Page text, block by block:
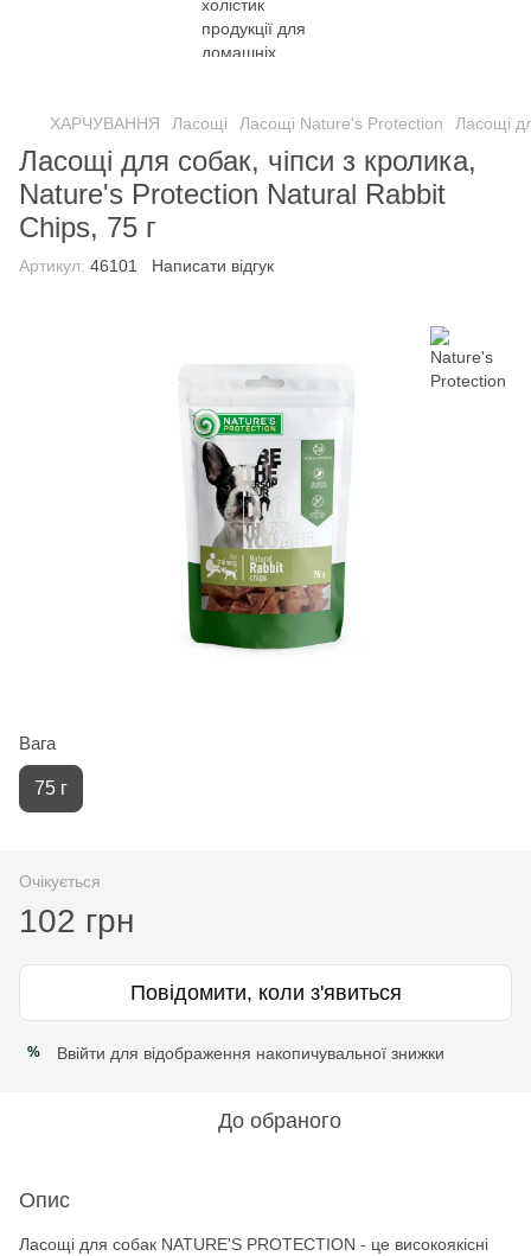
ХАРЧУВАННЯ Ласощі Ласощі Nature's Protection Ласощі
Ласощі для собак, чіпси з кролика,
Nature's Protection Natural Rabbit
Chips, 75 г
Артикул: 46101 Написати відгук
Вага
75 г
Очікується
102 грн
Повідомити, коли з'явиться
% Ввійти для відображення накопичувальної знижки
До обраного
Опис
Ласощі для собак NATURE'S PROTECTION - це високоякісні